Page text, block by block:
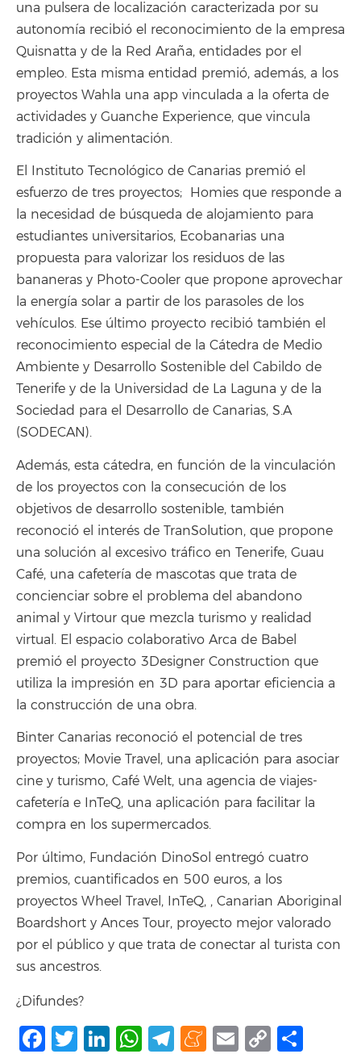
una pulsera de localización caracterizada por su
autonomía recibió el reconocimiento de la empresa
Quisnatta y de la Red Araña, entidades por el
empleo. Esta misma entidad premió, además, a los
proyectos Wahla una app vinculada a la oferta de
actividades y Guanche Experience, que vincula
tradición y alimentación.
El Instituto Tecnológico de Canarias premió el
esfuerzo de tres proyectos; Homies que responde a
la necesidad de búsqueda de alojamiento para
estudiantes universitarios, Ecobanarias una
propuesta para valorizar los residuos de las
bananeras y Photo-Cooler que propone aprovechar
la energía solar a partir de los parasoles de los
vehículos. Ese último proyecto recibió también el
reconocimiento especial de la Cátedra de Medio
Ambiente y Desarrollo Sostenible del Cabildo de
Tenerife y de la Universidad de La Laguna y de la
Sociedad para el Desarrollo de Canarias, S.A
(SODECAN).
Además, esta cátedra, en función de la vinculación
de los proyectos con la consecución de los
objetivos de desarrollo sostenible, también
reconoció el interés de TranSolution, que propone
una solución al excesivo tráfico en Tenerife, Guau
Café, una cafetería de mascotas que trata de
concienciar sobre el problema del abandono
animal y Virtour que mezcla turismo y realidad
virtual. El espacio colaborativo Arca de Babel
premió el proyecto 3Designer Construction que
utiliza la impresión en 3D para aportar eficiencia a
la construcción de una obra.
Binter Canarias reconoció el potencial de tres
proyectos; Movie Travel, una aplicación para asociar
cine y turismo, Café Welt, una agencia de viajes-
cafetería e InTeQ, una aplicación para facilitar la
compra en los supermercados.
Por último, Fundación DinoSol entregó cuatro
premios, cuantificados en 500 euros, a los
proyectos Wheel Travel, InTeQ, , Canarian Aboriginal
Boardshort y Ances Tour, proyecto mejor valorado
por el público y que trata de conectar al turista con
sus ancestros.
¿Difundes?
Facebook
Twitter
LinkedIn
WhatsApp
Telegram
Meneame
Email
Copy